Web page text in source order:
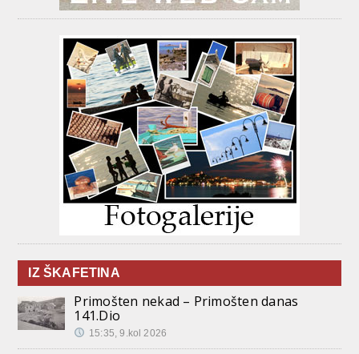
IZ ŠKAFETINA
Primošten nekad – Primošten danas
141.Dio
15:35, 9.kol 2026